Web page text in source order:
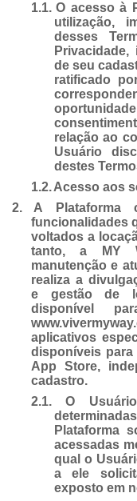
1.1. O acesso à
utilização,
desses
Privacidade,
de seu
ratificado
relação ao
Usuário
destes
1.2.Acesso aos
2.
A Plataforma
funcionalidades
voltados a
tanto, a MY
manutenção e
realiza a
e gestão de
disponível
aplicativos
disponíveis para
App Store,
cadastro.
2.1.
O
Plataforma
acessadas
qual o
a ele
exposto em